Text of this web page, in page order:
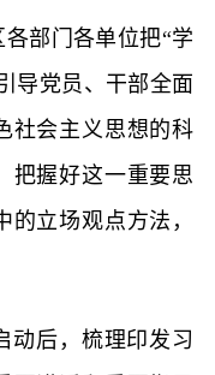
部门各单位把“学
导党员、干部全面
社会主义思想的科
把握好这一重要思
立场观点方法，
动后，梳理印发习